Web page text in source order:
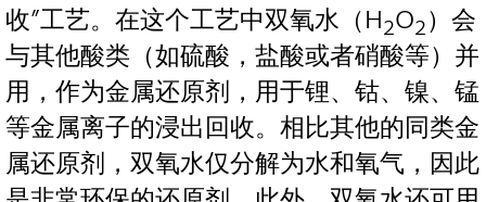
收”工艺。在这个工艺中双氧水（H2O2）会
与其他酸类（如硫酸，盐酸或者硝酸等）并
用，作为金属还原剂，用于锂、钴、镍、锰
等金属离子的浸出回收。相比其他的同类金
属还原剂，双氧水仅分解为水和氧气，因此